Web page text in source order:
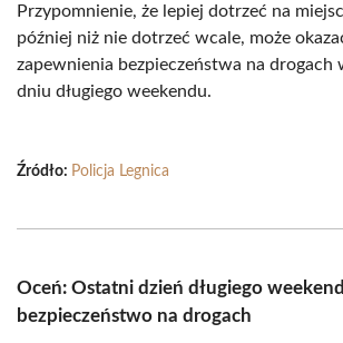
Przypomnienie, że lepiej dotrzeć na
później niż nie dotrzeć wcale, może
zapewnienia bezpieczeństwa na
dniu długiego weekendu.
Źródło: Policja Legnica
Oceń: Ostatni dzień długiego
bezpieczeństwo na drogach